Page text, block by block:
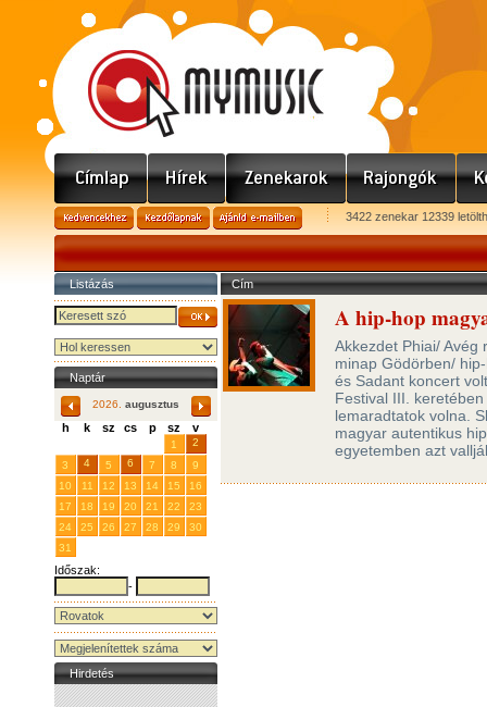
3422 zenekar 12339
Listázás
Naptár
2026. augusztus
h k sz cs p sz v
1
2
3
4 5 6 7 8
9
10
11 12 13 14 15
16
17
18 19 20 21 22
23
24
25 26 27 28 29
30
31
Időszak:
-
Hirdetés
Cím
A hip-hop
Akkezdet Phiai/ Avég
minap Gödörben/
és Sadant koncert
Festival III.
lemaradtatok volna.
magyar autentikus
egyetemben azt